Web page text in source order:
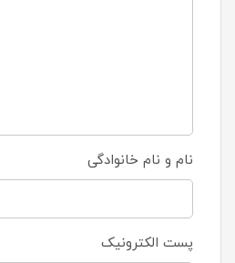
نام و نام خانوادگی
پست الکترونیک